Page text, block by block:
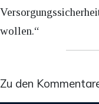
wollen.“
Zu den